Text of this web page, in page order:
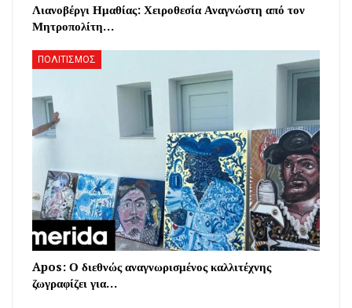
Λιανοβέργι Ημαθίας: Χειροθεσία Αναγνώστη από τον
Μητροπολίτη…
ΠΟΛΙΤΙΣΜΟΣ
Apos: Ο διεθνώς αναγνωρισμένος καλλιτέχνης
ζωγραφίζει για…